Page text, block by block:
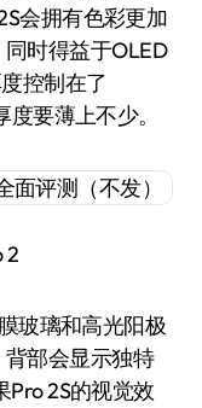
会拥有色彩更加
时得益于OLED
控制在了
要薄上不少。
2
玻璃和高光阳极
部会显示独特
2S的视觉效